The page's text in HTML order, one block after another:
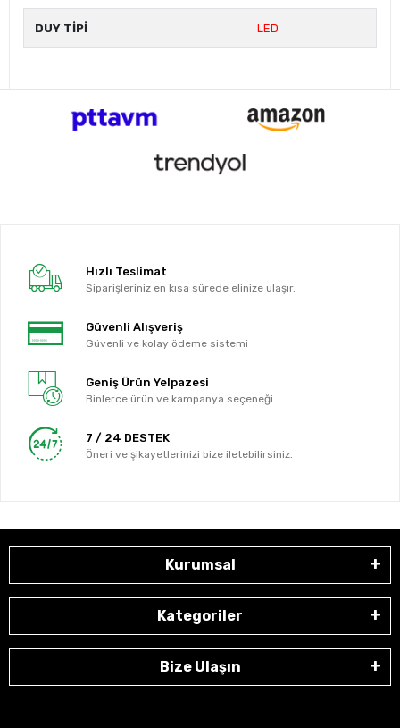
DUY TİPİ LED
Hızlı Teslimat
Siparişleriniz en kısa sürede elinize ulaşır.
Güvenli Alışveriş
Güvenli ve kolay ödeme sistemi
Geniş Ürün Yelpazesi
Binlerce ürün ve kampanya seçeneği
7 / 24 DESTEK
Öneri ve şikayetlerinizi bize iletebilirsiniz.
Kurumsal
Kategoriler
Bize Ulaşın